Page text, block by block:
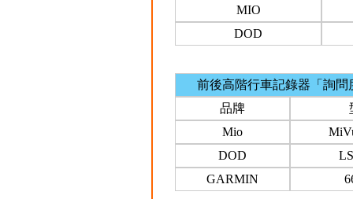
MIO
DOD
前後高階行車記錄器「詢問
品牌
Mio
DOD
GARMIN